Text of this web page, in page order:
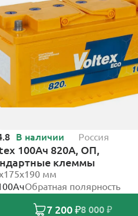
В наличии Россия
100Ач 820А, ОП,
клеммы
мм
Обратная полярность
7 200 ₽8 000 ₽